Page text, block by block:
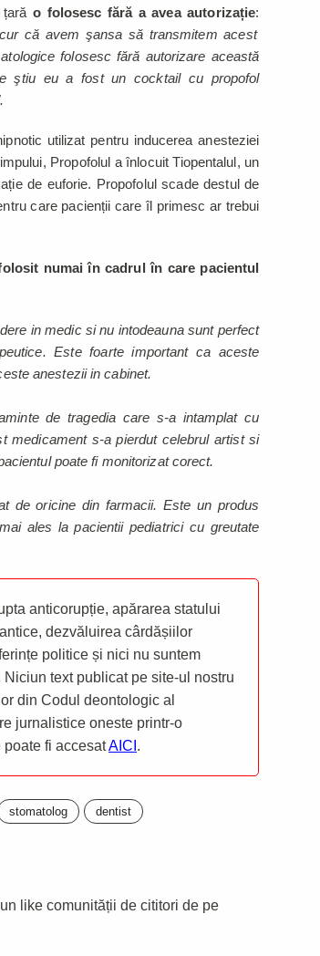
o folosesc fără a avea autorizație:
că avem şansa să transmitem acest
folosesc fără autorizare această
ştiu eu a fost un cocktail cu propofol
utilizat pentru inducerea anesteziei
Propofolul a înlocuit Tiopentalul, un
de euforie. Propofolul scade destul de
care pacienții care îl primesc ar trebui
numai în cadrul în care pacientul
in medic si nu intodeauna sunt perfect
Este foarte important ca aceste
anestezii in cabinet.
de tragedia care s-a intamplat cu
medicament s-a pierdut celebrul artist si
poate fi monitorizat corect.
de oricine din farmacii. Este un produs
ales la pacientii pediatrici cu greutate
anticorupție, apărarea statului
dezvăluirea cârdășiilor
politice și nici nu suntem
text publicat pe site-ul nostru
din Codul deontologic al
jurnalistice oneste printr-o
poate fi accesatAICI .
stomatolog dentist
like comunității de cititori de pe